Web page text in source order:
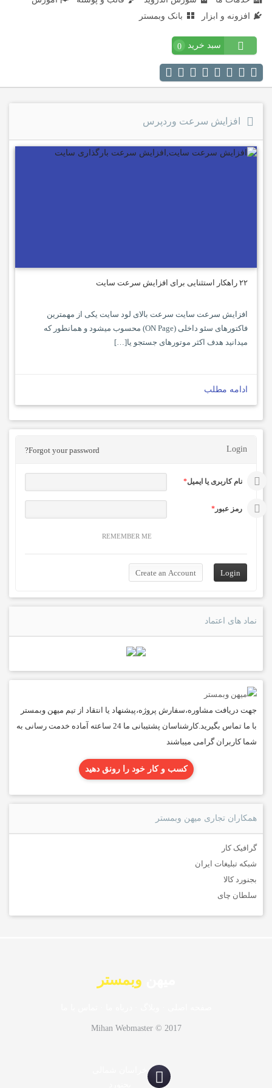
افزونه و ابزار
بانک وبمستر
سبد خرید 0
افزایش سرعت وردپرس
۲۲ راهکار استثنایی برای افزایش سرعت سایت
افزایش سرعت سایت سرعت بالای لود سایت یکی از مهمترین
فاکتورهای سئو داخلی (ON Page) محسوب میشود و همانطور که
میدانید هدف اکثر موتورهای جستجو یا[…]
ادامه مطلب
Login
Forgot your password?
نام کاربری یا ایمیل*
رمز عبور *
REMEMBER ME
نماد های اعتماد
جهت دریافت مشاوره،سفارش پروژه،پیشنهاد یا انتقاد از تیم میهن وبمستر
با ما تماس بگیرید.کارشناسان پشتیبانی ما 24 ساعته آماده خدمت رسانی به
شما کاربران گرامی میباشند
کسب و کار خود را رونق دهید
همکاران تجاری میهن وبمستر
گرافیک کار
شبکه تبلیغات ایران
بجنورد کالا
سلطان چای
وبمستر
Mihan Webmaster © 2017